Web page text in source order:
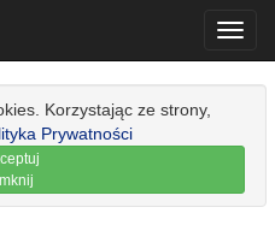
Korzystając ze strony,
Prywatności